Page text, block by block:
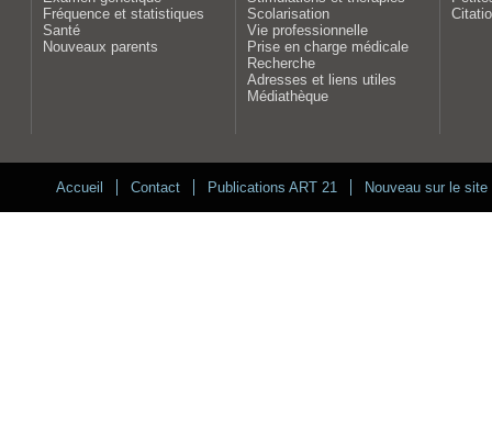
Fréquence et statistiques
Santé
Nouveaux parents
Scolarisation
Vie professionnelle
Prise en charge médicale
Recherche
Adresses et liens utiles
Médiathèque
Accueil Contact Publications ART 21 Nouveau sur le site